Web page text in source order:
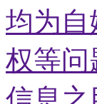
均为自
权等问